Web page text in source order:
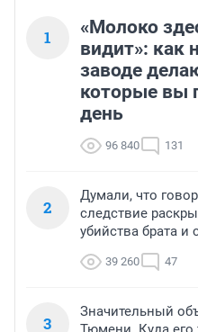
1
«Молоко
видит»: как
заводе
которые вы
день
96 840 131
2
Думали, что
следствие
убийства брата
39 260 47
3
Значительный